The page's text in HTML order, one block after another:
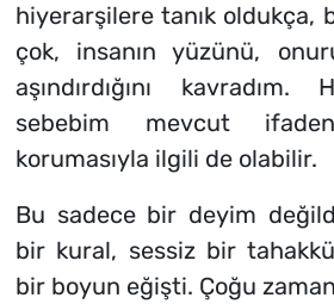
hiyerarşilere tanık oldukça,
çok, insanın yüzünü,
aşındırdığını
sebebim mevcut
korumasıyla ilgili de olabilir.
Bu sadece bir deyim
bir kural, sessiz bir
bir boyun eğişti. Çoğu